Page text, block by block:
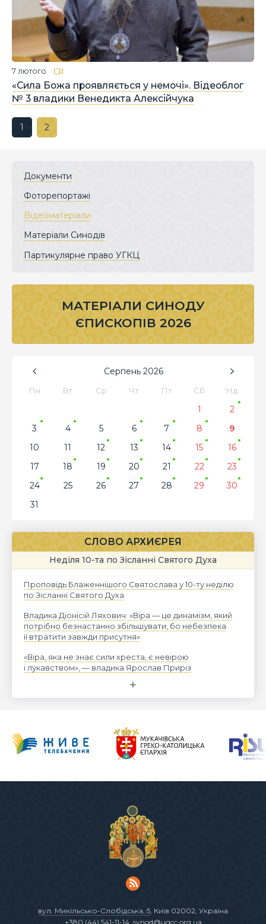
«Сила Божа проявляється у немочі». Відеоблог
№ 3 владики Венедикта Алексійчука
7 лютого
1 2
Документи
Фоторепортажі
Відеоматеріали
Матеріали Синодів
Партикулярне право УГКЦ
МАТЕРІАЛИ СИНОДУ
ЄПИСКОПІВ 2026
Серпень 2026
Пн Вт Ср Чт Пт Сб Нд
1
2
3
4 5 6 7 8
9
10
11 12 13 14 15
16
17
18 19 20 21 22
23
24
25 26 27 28 29
30
31
СЛОВО АРХИЄРЕЯ
Неділя 10-та по Зісланні Святого Духа
Проповідь Блаженнішого Святослава у 10-ту неділю
по Зісланні Святого Духа
Владика Діонісій Ляхович: «Віра — це динамізм, який
потрібно безнастанно збільшувати, бо небезпека
її втратити завжди присутня»
«Віра, яка не знає сили хреста, є невірою
і лукавством», — владика Ярослав Приріз
вул. Микільсько-Слобідська, 5, Київ 02002, Україна
+380 (44) 541-11-14, synod@ugcc.org.ua